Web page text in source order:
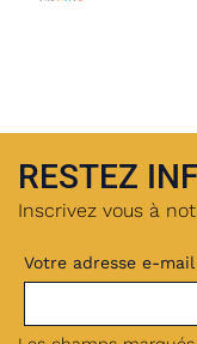
RESTEZ
Inscrivez vous à
Votre adresse e-